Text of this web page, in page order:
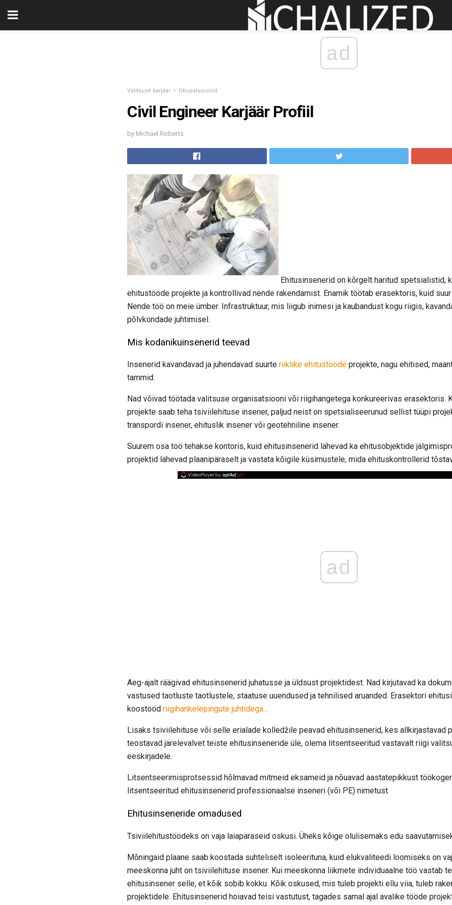
ad
Valitsuse karjäär Okupatsioonid
Civil Engineer Karjäär Profiil
by Michael Roberts
Ehitusinsenerid on kõrgelt haritud spetsialistid,
ehitustööde projekte ja kontrollivad nende rakendamist. Enamik töötab erasektoris, kuid
Nende töö on meie ümber. Infrastruktuur, mis liigub inimesi ja kaubandust kogu riigis,
põlvkondade juhtimisel.
Mis kodanikuinsenerid teevad
Insenerid kavandavad ja juhendavad suurte riiklike ehitustööde projekte, nagu ehitised,
tammid.
Nad võivad töötada valitsuse organisatsiooni või riigihangetega konkureerivas erasektoris.
projekte saab teha tsiviilehituse insener, paljud neist on spetsialiseerunud sellist tüüpi
transpordi insener, ehituslik insener või geotehniline insener.
Suurem osa töö tehakse kontoris, kuid ehitusinsenerid lähevad ka ehitusobjektide
projektid lähevad plaanipäraselt ja vastata kõigile küsimustele, mida ehituskontrollerid
ad
Aeg-ajalt räägivad ehitusinsenerid juhatusse ja üldsust projektidest. Nad kirjutavad ka
vastused taotluste taotlustele, staatuse uuendused ja tehnilised aruanded. Erasektori
koostööd riigihankelepingute juhtidega .
Lisaks tsiviilehituse või selle erialade kolledžile peavad ehitusinsenerid, kes allkirjastavad
teostavad järelevalvet teiste ehitusinseneride üle, olema litsentseeritud vastavalt riigi
eeskirjadele.
Litsentseerimisprotsessid hõlmavad mitmeid eksameid ja nõuavad aastatepikkust
litsentseeritud ehitusinsenerid professionaalse inseneri (või PE) nimetust.
Ehitusinseneride omadused
Tsiviilehitustöödeks on vaja laiapäraseid oskusi. Üheks kõige olulisemaks edu
Mõningaid plaane saab koostada suhteliselt isoleerituna, kuid elukvaliteedi loomiseks on
meeskonna juht on tsiviilehituse insener. Kui meeskonna liikmete individuaalne töö vastab
ehitusinsener selle, et kõik sobib kokku. Kõik oskused, mis tuleb projekti ellu viia, tuleb
projektidele. Ehitusinsenerid hoiavad teisi vastutust, tagades samal ajal avalike tööde